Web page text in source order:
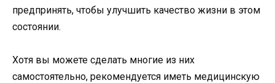
предпринять, чтобы улучшить качество жизни в этом
состоянии.
Хотя вы можете сделать многие из них
самостоятельно, рекомендуется иметь медицинскую